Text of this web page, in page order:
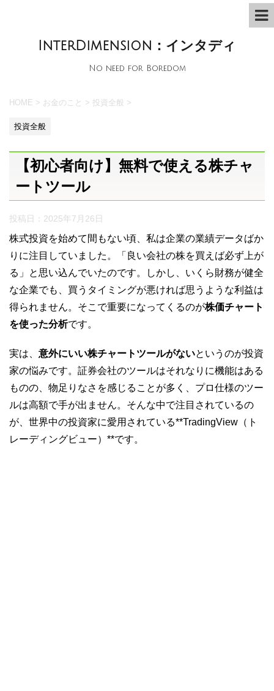
InterDimension：インタディ
No need for Boredom
HOME > お金のこと > 投資全般 >
投資全般
【初心者向け】無料で使える株チャ
ートツール
投稿日： 2025年7月26日
株式投資を始めて間もない頃、私は企業の業績データばか
りに注目していました。「良い会社の株を買えば必ず上が
る」と思い込んでいたのです。しかし、いくら財務が健全
な企業でも、買うタイミングが悪ければ思うような利益は
得られません。そこで重要になってくるのが株価チャート
を使った分析です。
実は、 意外にいい株チャートツールがないというのが投資
家の悩みです。証券会社のツールはそれなりに機能はある
ものの、物足りなさを感じることが多く、プロ仕様のツー
ルは高額で手が出ません。そんな中で注目されているの
が、世界中の投資家に愛用されている**TradingView（ト
レーディングビュー）**です。